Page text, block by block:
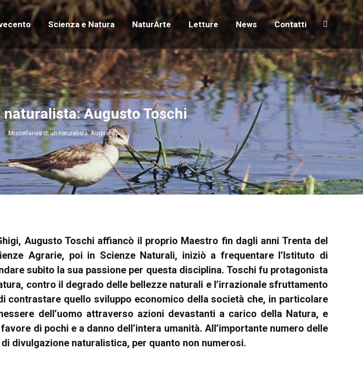
Scienza e Natura NaturArte Letture News Contatti Search:
Augusto Toschi
You are here:
Miscellanea di un naturalista: Augusto…
Augusto Toschi affiancò il proprio Maestro fin dagli anni Trenta del
Agrarie, poi in Scienze Naturali, iniziò a frequentare l’Istituto di
subito la sua passione per questa disciplina. Toschi fu protagonista
contro il degrado delle bellezze naturali e l’irrazionale sfruttamento
contrastare quello sviluppo economico della società che, in particolare
dell’uomo attraverso azioni devastanti a carico della Natura, e
di pochi e a danno dell’intera umanità. All’importante numero delle
divulgazione naturalistica, per quanto non numerosi.
Scienza e Natura NaturArte Letture News Contatti Search: